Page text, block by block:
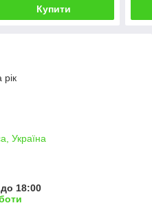
Купити
рік
Україна
18:00